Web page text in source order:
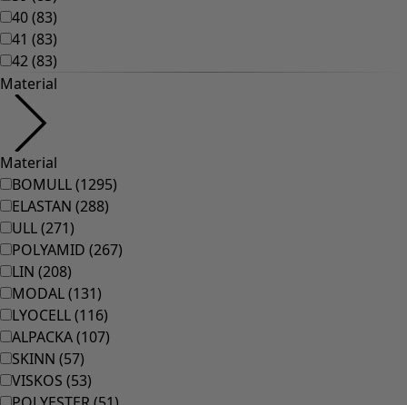
Inredning
Nyheter
All inredning
Gardiner
Kuddar & kuddfodral
Mattor
Frotté
Böcker
Tidigare favoriter
Rum
Badrum
Vardagsrum
Kök & matplats